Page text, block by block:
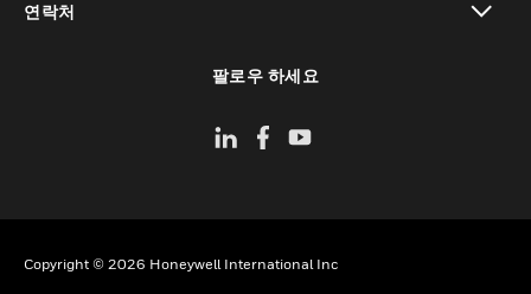
연락처
팔로우 하세요
Copyright © 2026 Honeywell International Inc